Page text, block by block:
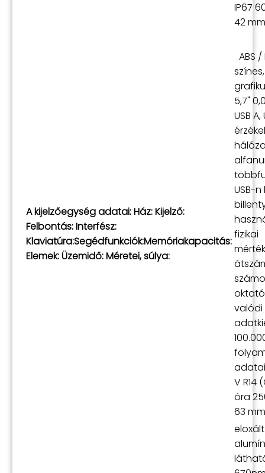
IP67
42
A kijelzőegység adatai:Ház: Kijelző:
Felbontás: Interfész:
Klaviatúra:Segédfunkciók:Memóriakapacitás:
Elemek:Üzemidő:Méretei, súlya:
ABS /
színes,
5,7"
USB A,
USB-n
fizikai
valódi
adatai
V R14
óra
63
eloxált